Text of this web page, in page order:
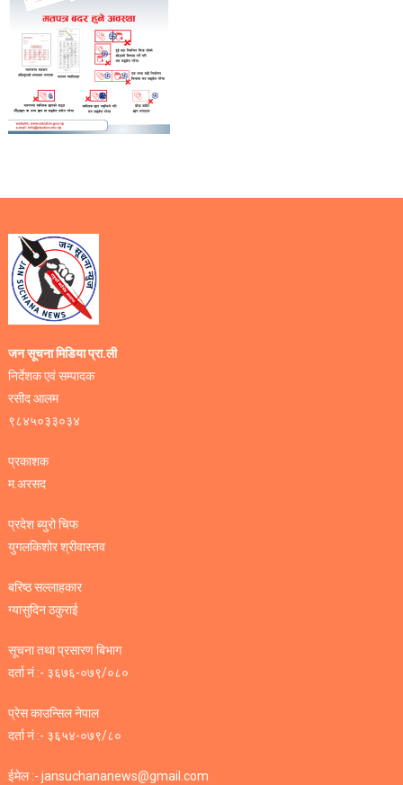
जन सूचना मिडिया प्रा.ली
निर्देशक एवं सम्पादक
रसीद आलम
९८४५०३३०३४
प्रकाशक
म.अरसद
प्रदेश ब्युरो चिफ
युगलकिशोर श्रीवास्तव
बरिष्ठ सल्लाहकार
ग्यासुदिन ठकुराई
सूचना तथा प्रसारण बिभाग
दर्ता नं :- ३६७६-०७९/०८०
प्रेस काउन्सिल नेपाल
दर्ता नं :- ३६५४-०७९/८०
ईमेल :- jansuchananews@gmail.com